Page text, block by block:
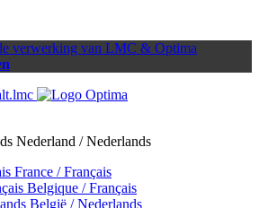
verwerking van LMC & Optima
Nederland / Nederlands
France / Français
Belgique / Français
België / Nederlands